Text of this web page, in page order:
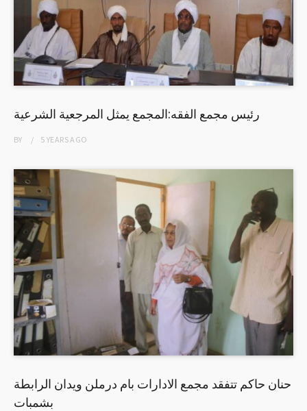
رئيس مجمع الفقه:المجمع يمثل المرجعية الشرعية
BY 5 YEARSAGO
حنان حاكم تتفقد مجمع الادارات بام درملن ويدان الرابطة
بشمبات